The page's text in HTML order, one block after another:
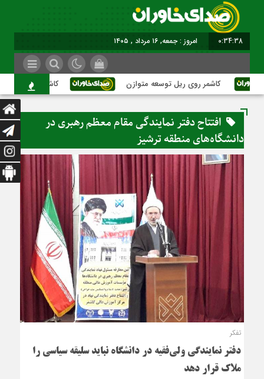
0:34:39 امروز : جمعه, ۱۶ مرداد , ۱۴۰۵
کاشمر روی ریل توسعه متوازن کاشمر؛ عبور از
افتتاح دفتر نمایندگی مقام معظم رهبری در
دانشگاه‌های منطقه ترشیز
تفکر
دفتر نمایندگی ولی‌فقیه در دانشگاه نباید سلیقه سیاسی را
ملاک قرار دهد